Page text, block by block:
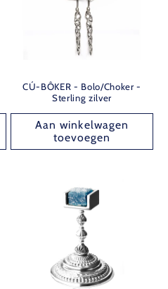
CÚ-BÔKER - Bolo/Choker -
Sterling zilver
Aan winkelwagen
toevoegen